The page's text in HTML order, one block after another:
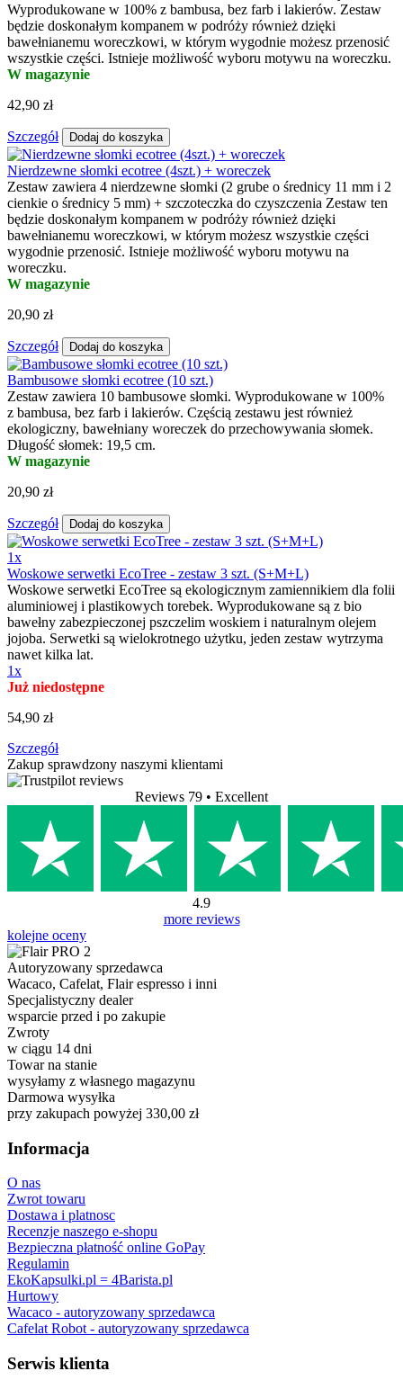
Wyprodukowane w 100% z bambusa, bez farb i lakierów. Zestaw
będzie doskonałym kompanem w podróży również dzięki
bawełnianemu woreczkowi, w którym wygodnie możesz przenosić
wszystkie części. Istnieje możliwość wyboru motywu na woreczku.
W magazynie
42,90 zł
Szczegół Dodaj do koszyka
Nierdzewne słomki ecotree (4szt.) + woreczek
Zestaw zawiera 4 nierdzewne słomki (2 grube o średnicy 11 mm i 2
cienkie o średnicy 5 mm) + szczoteczka do czyszczenia Zestaw ten
będzie doskonałym kompanem w podróży również dzięki
bawełnianemu woreczkowi, w którym możesz wszystkie części
wygodnie przenosić. Istnieje możliwość wyboru motywu na
woreczku.
W magazynie
20,90 zł
Szczegół Dodaj do koszyka
Bambusowe słomki ecotree (10 szt.)
Zestaw zawiera 10 bambusowe słomki. Wyprodukowane w 100%
z bambusa, bez farb i lakierów. Częścią zestawu jest również
ekologiczny, bawełniany woreczek do przechowywania słomek.
Długość słomek: 19,5 cm.
W magazynie
20,90 zł
Szczegół Dodaj do koszyka
1x
Woskowe serwetki EcoTree - zestaw 3 szt. (S+M+L)
Woskowe serwetki EcoTree są ekologicznym zamiennikiem dla folii
aluminiowej i plastikowych torebek. Wyprodukowane są z bio
bawełny zabezpieczonej pszczelim woskiem i naturalnym olejem
jojoba. Serwetki są wielokrotnego użytku, jeden zestaw wytrzyma
nawet kilka lat.
1x
Już niedostępne
54,90 zł
Szczegół
Zakup sprawdzony naszymi klientami
Reviews 79 • Excellent
4.9
more reviews
kolejne oceny
Autoryzowany sprzedawca
Wacaco, Cafelat, Flair espresso i inni
Specjalistyczny dealer
wsparcie przed i po zakupie
Zwroty
w ciągu 14 dni
Towar na stanie
wysyłamy z własnego magazynu
Darmowa wysyłka
przy zakupach powyżej 330,00 zł
Informacja
O nas
Zwrot towaru
Dostawa i platnosc
Recenzje naszego e-shopu
Bezpieczna płatność online GoPay
Regulamin
EkoKapsulki.pl = 4Barista.pl
Hurtowy
Wacaco - autoryzowany sprzedawca
Cafelat Robot - autoryzowany sprzedawca
Serwis klienta